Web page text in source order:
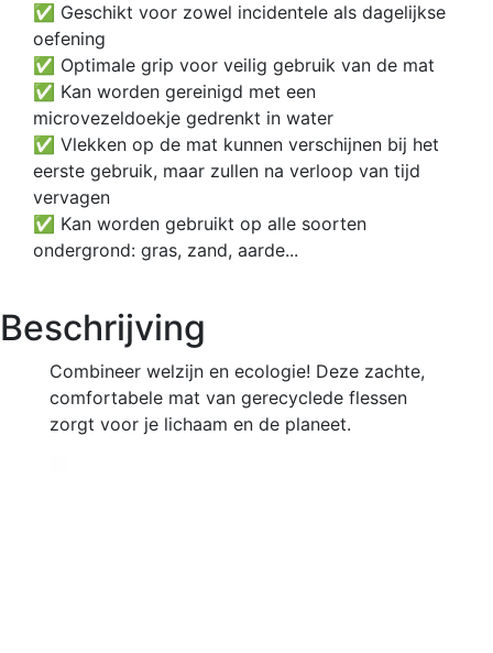
✅ Geschikt voor zowel incidentele als dagelijkse
oefening
✅ Optimale grip voor veilig gebruik van de mat
✅ Kan worden gereinigd met een
microvezeldoekje gedrenkt in water
✅ Vlekken op de mat kunnen verschijnen bij het
eerste gebruik, maar zullen na verloop van tijd
vervagen
✅ Kan worden gebruikt op alle soorten
ondergrond: gras, zand, aarde...
Beschrijving
Combineer welzijn en ecologie! Deze zachte,
comfortabele mat van gerecyclede flessen
zorgt voor je lichaam en de planeet.